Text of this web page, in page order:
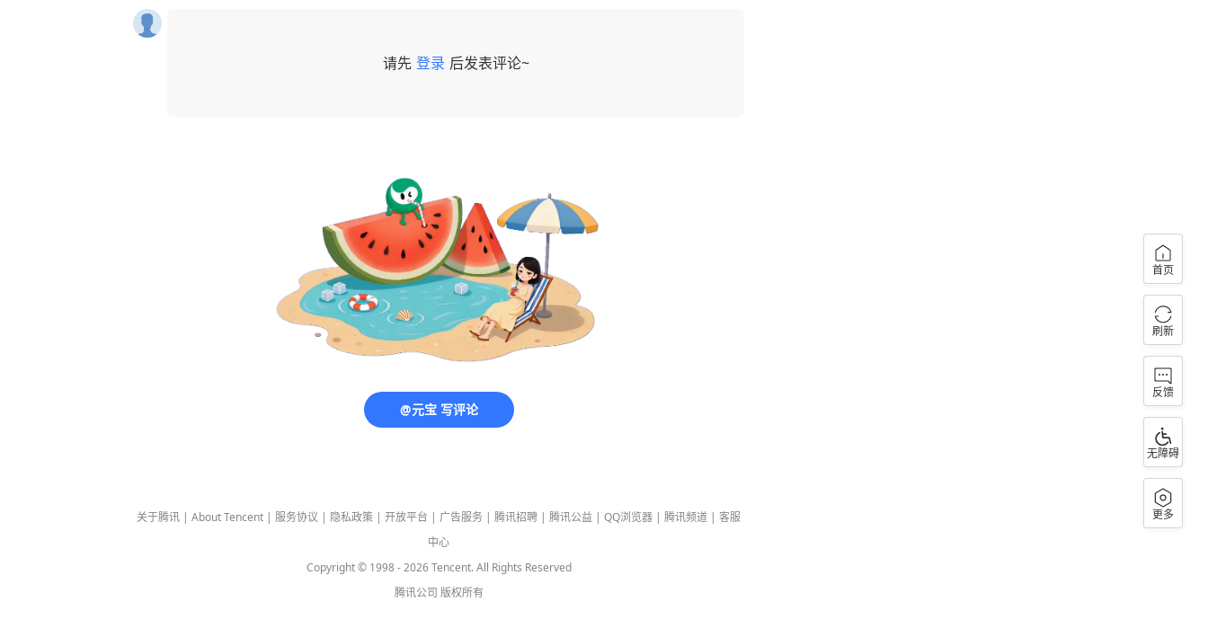
请先 登录 后发表评论~
@元宝 写评论
关于腾讯 | About Tencent | 服务协议 | 隐私政策 | 开放平台 | 广告服务 | 腾讯招聘 | 腾讯公益 | QQ浏览器 | 腾讯频道 | 客服
中心
Copyright © 1998 -2026Tencent. All Rights Reserved
腾讯公司 版权所有
首页
刷新
反馈
无障碍
更多